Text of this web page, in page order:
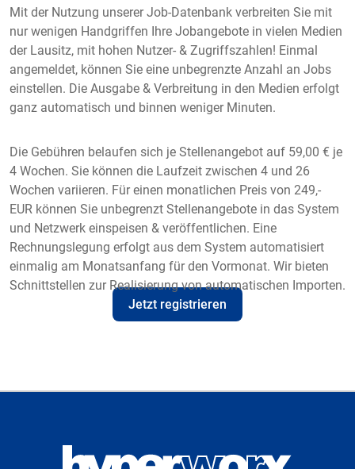
Mit der Nutzung unserer Job-Datenbank verbreiten Sie mit
nur wenigen Handgriffen Ihre Jobangebote in vielen Medien
der Lausitz, mit hohen Nutzer- & Zugriffszahlen! Einmal
angemeldet, können Sie eine unbegrenzte Anzahl an Jobs
einstellen. Die Ausgabe & Verbreitung in den Medien erfolgt
ganz automatisch und binnen weniger Minuten.
Die Gebühren belaufen sich je Stellenangebot auf 59,00 € je
4 Wochen. Sie können die Laufzeit zwischen 4 und 26
Wochen variieren. Für einen monatlichen Preis von 249,-
EUR können Sie unbegrenzt Stellenangebote in das System
und Netzwerk einspeisen & veröffentlichen. Eine
Rechnungslegung erfolgt aus dem System automatisiert
einmalig am Monatsanfang für den Vormonat. Wir bieten
Schnittstellen zur Realisierung von automatischen Importen.
Jetzt registrieren